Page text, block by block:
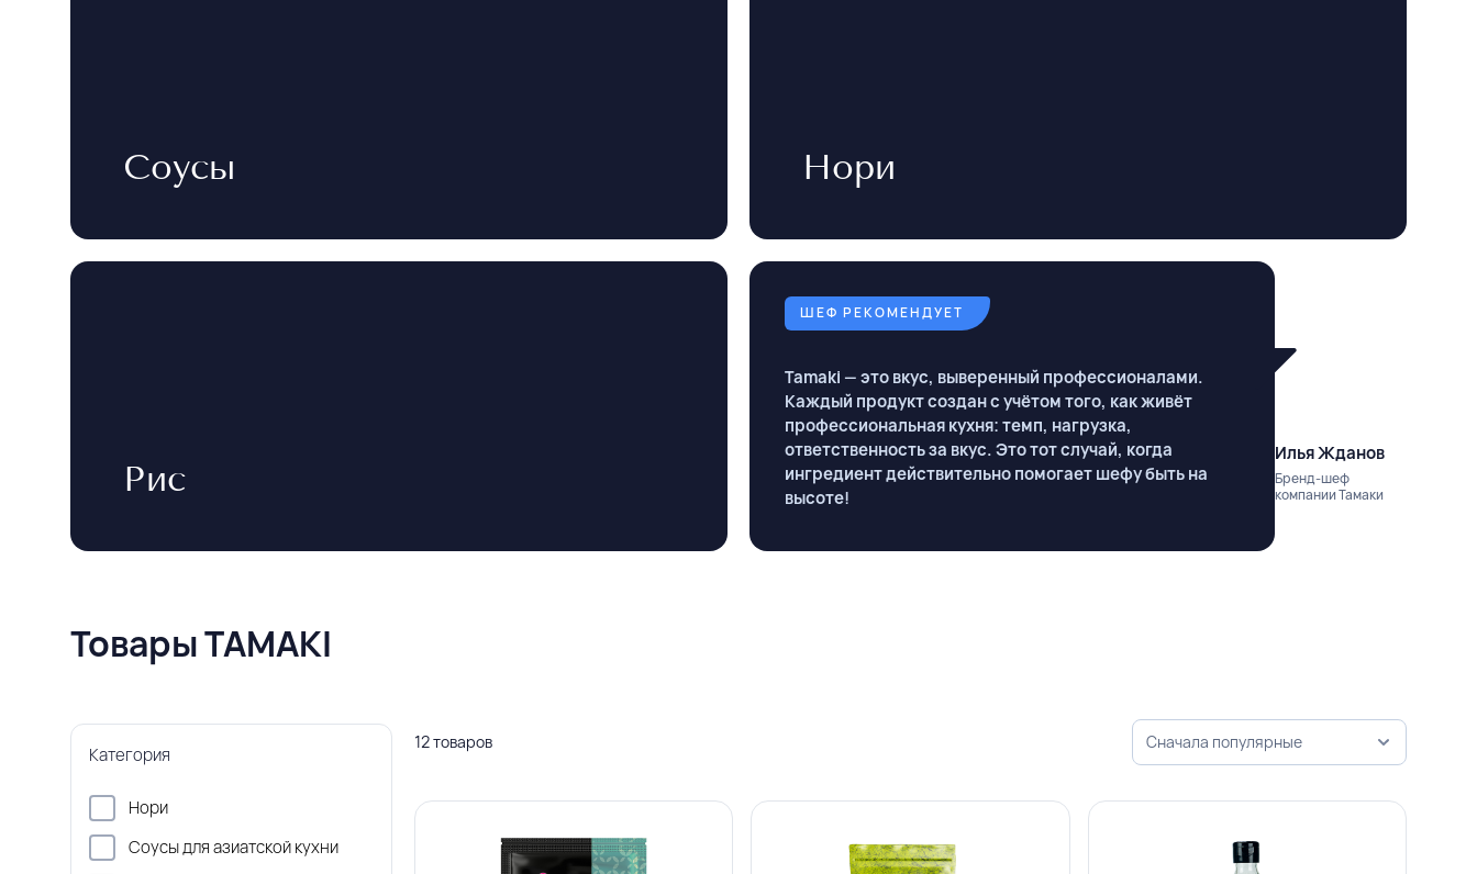
Соусы Нори
Рис
ШЕФ РЕКОМЕНДУЕТ
Tamaki — это вкус, выверенный профессионалами.
Каждый продукт создан с учётом того, как живёт
профессиональная кухня: темп, нагрузка,
ответственность за вкус. Это тот случай, когда
ингредиент действительно помогает шефу быть на
высоте!
Илья Жданов
Бренд-шеф
компании Тамаки
Товары TAMAKI
Категория
Нори
Соусы для азиатской кухни
12 товаров Сначала популярные